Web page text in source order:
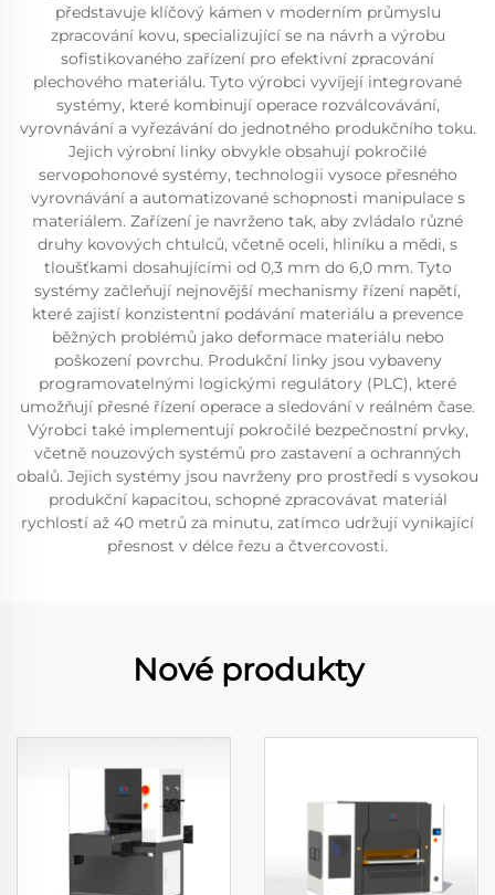
představuje klíčový kámen v moderním průmyslu
zpracování kovu, specializující se na návrh a výrobu
sofistikovaného zařízení pro efektivní zpracování
plechového materiálu. Tyto výrobci vyvíjejí integrované
systémy, které kombinují operace rozválcovávání,
vyrovnávání a vyřezávání do jednotného produkčního toku.
Jejich výrobní linky obvykle obsahují pokročilé
servopohonové systémy, technologii vysoce přesného
vyrovnávání a automatizované schopnosti manipulace s
materiálem. Zařízení je navrženo tak, aby zvládalo různé
druhy kovových chtulců, včetně oceli, hliníku a mědi, s
tloušťkami dosahujícími od 0,3 mm do 6,0 mm. Tyto
systémy začleňují nejnovější mechanismy řízení napětí,
které zajistí konzistentní podávání materiálu a prevence
běžných problémů jako deformace materiálu nebo
poškození povrchu. Produkční linky jsou vybaveny
programovatelnými logickými regulátory (PLC), které
umožňují přesné řízení operace a sledování v reálném čase.
Výrobci také implementují pokročilé bezpečnostní prvky,
včetně nouzových systémů pro zastavení a ochranných
obalů. Jejich systémy jsou navrženy pro prostředí s vysokou
produkční kapacitou, schopné zpracovávat materiál
rychlostí až 40 metrů za minutu, zatímco udržují vynikající
přesnost v délce řezu a čtvercovosti.
Nové produkty